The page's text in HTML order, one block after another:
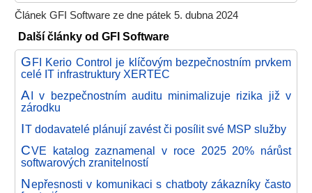
Článek GFI Software ze dne pátek 5. dubna 2024
Další články od GFI Software
GFI Kerio Control je klíčovým bezpečnostním prvkem
celé IT infrastruktury XERTEC
AI v bezpečnostním auditu minimalizuje rizika již v
zárodku
IT dodavatelé plánují zavést či posílit své MSP služby
CVE katalog zaznamenal v roce 2025 20% nárůst
softwarových zranitelností
Nepřesnosti v komunikaci s chatboty zákazníky často